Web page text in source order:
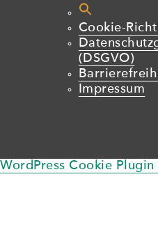
Cookie-
(DSGVO)
Impressum
WordPress Cookie